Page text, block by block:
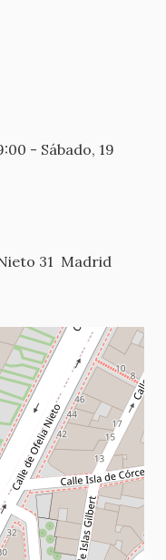
- Sábado, 19
31 Madrid